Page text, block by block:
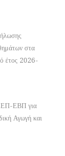
στα
έτος 2026-
ΕΒΠ για
Αγωγή και